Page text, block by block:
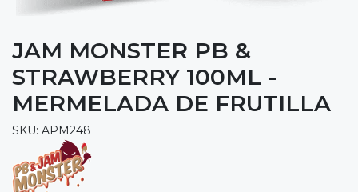
JAM MONSTER PB &
STRAWBERRY 100ML -
MERMELADA DE FRUTILLA
SKU: APM248